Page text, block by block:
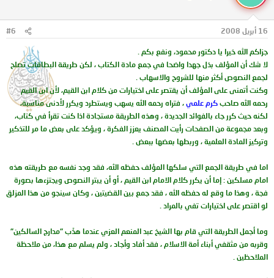
16 أبريل 2008 #6
جزاكم الله خيرا يا دكتور محمود، ونفع بكم .
لا شك أن المؤلف بذل جهدا واضحا في جمع مادة الكتاب ، لكن طريقة البطاقات تصلح
لجمع النصوص أكثر منها للشروح والاسهاب .
وكنت أتمنى على المؤلف أن يقتصر على اختيارات من كلام ابن القيم، لأن ابن القيم
رحمه الله صاحب كرم علمي ، فتراه رحمه الله يسهب ويستطرد ويكرر لأدنى مناسبة،
لكنه حيث كرر جاء بالفوائد الجديدة ، وهذه الطريقة مستجادة اذا كنت تقرأ في كتاب،
وبعد مجموعة من الصفحات رأيت المصنف يعزز الفكرة ، ويؤكد على بعض ما مر للتذكير
وتركيز المادة العلمية ، وربطها بعضها ببعض .
اما في طريقة الجمع التي سلكها المؤلف حفظه الله، فقد وجد نفسه مع طريقته هذه
امام مسلكين : إما أن يكرر كلام الامام ابن القيم ، أو أن يبتر النصوص ويجتزءها بصورة
فجة ، وهذا ما وقع له حفظه الله ، فقد جمع بين القضيتين ، وكان سينجو من هذا المزلق
لو اقتصر على اختيارات تفي بالمراد .
وما أجمل الطريقة التي قام بها الشيخ عبد المنعم العزي عندما هذّب "مدارج السالكين"
وقربه من مثقفي أبناء أمة الاسلام ، فقد أفاد وأجاد ، ولم يسلم مع هذا، من ملاحظة
الملاحظين .